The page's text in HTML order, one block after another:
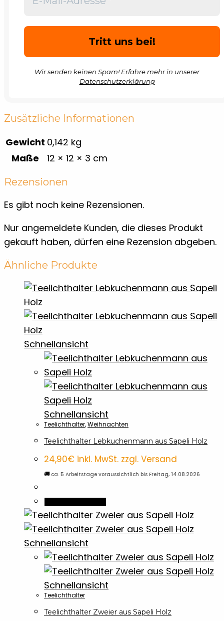
Wir senden keinen Spam! Erfahre mehr in unserer
Datenschutzerklärung
Zusätzliche Informationen
Gewicht 0,142 kg
Maße
12 × 12 × 3 cm
Rezensionen
Es gibt noch keine Rezensionen.
Nur angemeldete Kunden, die dieses Produkt
gekauft haben, dürfen eine Rezension abgeben.
Ähnliche Produkte
Schnellansicht
Schnellansicht
Teelichthalter,Weihnachten
Teelichthalter Lebkuchenmann aus Sapeli Holz
24,90€ inkl. MwSt. zzgl. Versand
🚚 ca. 5 Arbeitstage voraussichtlich bis Freitag, 14.08.2026
Schnellansicht
Schnellansicht
Teelichthalter
Teelichthalter Zweier aus Sapeli Holz